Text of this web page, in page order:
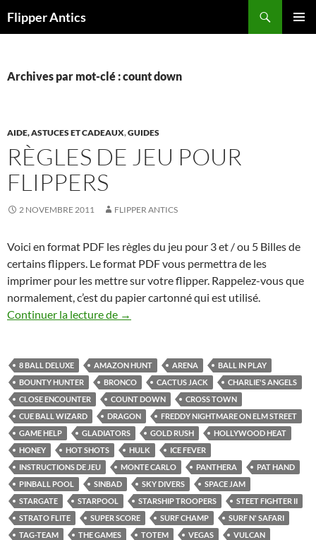
auFlipper Antics
Archives par mot-clé : count down
AIDE, ASTUCES ET CADEAUX,GUIDES
RÈGLES DE JEU POUR
FLIPPERS
2 NOVEMBRE 2011 FLIPPER ANTICS
Voici en format PDF les règles du jeu pour 3 et / ou 5 Billes de
certains flippers. Le format PDF vous permettra de les
imprimer pour les mettre sur votre flipper. Rappelez-vous que
normalement, c’est du papier cartonné qui est utilisé.
Continuer la lecture de Règles de jeu pour flippers
→
8 BALL DELUXE AMAZON HUNT ARENA
BALL IN PLAY
BOUNTY HUNTER
BRONCO CACTUS JACK
CHARLIE'S ANGELS
CLOSE ENCOUNTER
COUNT DOWN
CROSS TOWN
CUE BALL WIZARD
DRAGON
FREDDY NIGHTMARE ON ELM STREET
GAME HELP
GLADIATORS GOLD RUSH
HOLLYWOOD HEAT
HONEY
HOT SHOTS HULK
ICE FEVER
INSTRUCTIONS DE JEU
MONTE CARLO PANTHERA
PAT HAND
PINBALL POOL
SINBAD SKY DIVERS
SPACE JAM
STARGATE
STARPOOL STARSHIP TROOPERS
STEET FIGHTER II
STRATO FLITE
SUPER SCORE SURF CHAMP
SURF N' SAFARI
TAG-TEAM
THE GAMES TOTEM VEGAS
VULCAN